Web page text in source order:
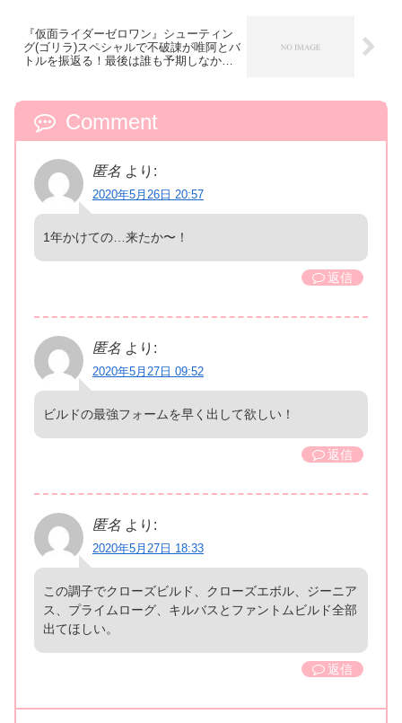
『仮面ライダーゼロワン』シューティン
グ(ゴリラ)スペシャルで不破諌が唯阿とバ
トルを振返る！最後は誰も予期しなかっ
Comment
匿名 より:
2020年5月26日 20:57
1年かけての…来たか〜！
返信
匿名 より:
2020年5月27日 09:52
ビルドの最強フォームを早く出して欲しい！
返信
匿名 より:
2020年5月27日 18:33
この調子でクローズビルド、クローズエボル、ジーニア
ス、プライムローグ、キルバスとファントムビルド全部
出てほしい。
返信